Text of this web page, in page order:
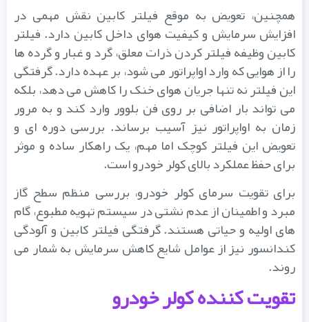
همچنین، تعویض به موقع فیلتر کابین نقش مهمی در
افزایش سرمایش و کیفیت هوای داخل کابین دارد. فیلتر
کابین وظیفه فیلتر کردن ذرات معلق، گرد و غبار و گرده ها
را از هوایی که وارد اواپراتور می شود، بر عهده دارد. گرفتگی
این فیلتر نه تنها جریان هوای خنک را کاهش می دهد، بلکه
می تواند بار اضافی بر روی فن بلوور وارد کند و به مرور
زمان به اواپراتور نیز آسیب برساند. بررسی دوره ای و
تعویض این فیلتر کوچک اما مهم، یک راهکار ساده و موثر
برای حفظ عملکرد بالای کولر خودرو است.
برای تقویت سرمای کولر خودرو، بررسی منظم سطح گاز
مبرد و اطمینان از عدم نشتی در سیستم تهویه مطبوع، گام
های اولیه و حیاتی هستند. گرفتگی فیلتر کابین و آلودگی
کندانسور نیز از عوامل شایع کاهش سرمایش به شمار می
روند.
تقویت کننده کولر خودرو